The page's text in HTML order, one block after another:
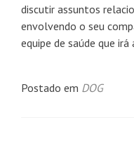
discutir assuntos
envolvendo o seu
equipe de saúde que
Postado em DOG